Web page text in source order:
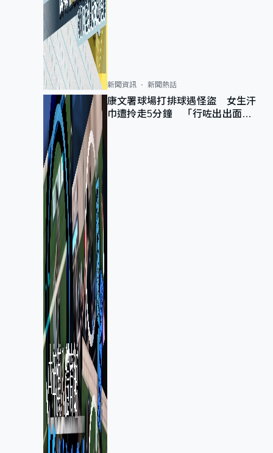
新聞資訊 新聞熱話
康文署球場打排球遇怪盜 女生汗
巾遭拎走5分鐘 「行咗出出面唔